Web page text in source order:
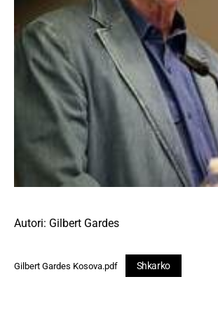
Autori: Gilbert Gardes
Gilbert Gardes Kosova.pdf Shkarko